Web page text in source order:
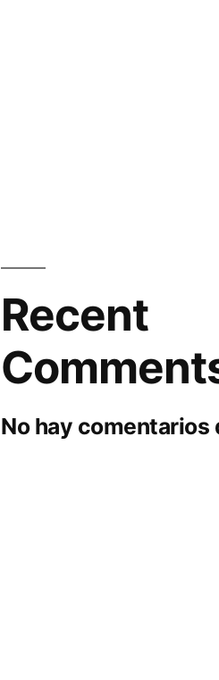
Recent
No hay comentarios